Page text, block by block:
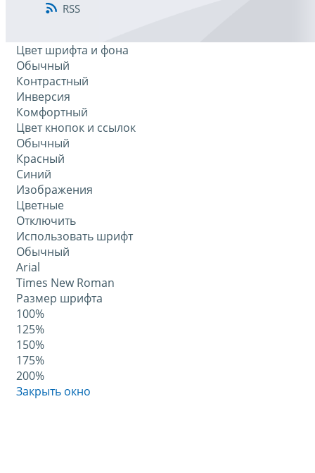
RSS
Цвет шрифта и фона
Обычный
Контрастный
Инверсия
Комфортный
Цвет кнопок и ссылок
Обычный
Красный
Синий
Изображения
Цветные
Отключить
Использовать шрифт
Обычный
Arial
Times New Roman
Размер шрифта
100%
125%
150%
175%
200%
Закрыть окно